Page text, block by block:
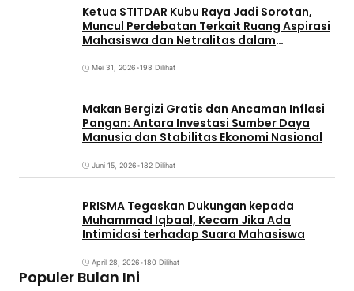
Ketua STITDAR Kubu Raya Jadi Sorotan,
Muncul Perdebatan Terkait Ruang Aspirasi
Mahasiswa dan Netralitas dalam
Mei 31, 2026•198 Dilihat
Makan Bergizi Gratis dan Ancaman Inflasi
Pangan: Antara Investasi Sumber Daya
Manusia dan Stabilitas Ekonomi Nasional
Juni 15, 2026•182 Dilihat
PRISMA Tegaskan Dukungan kepada
Muhammad Iqbaal, Kecam Jika Ada
Intimidasi terhadap Suara Mahasiswa
April 28, 2026•180 Dilihat
Populer Bulan Ini